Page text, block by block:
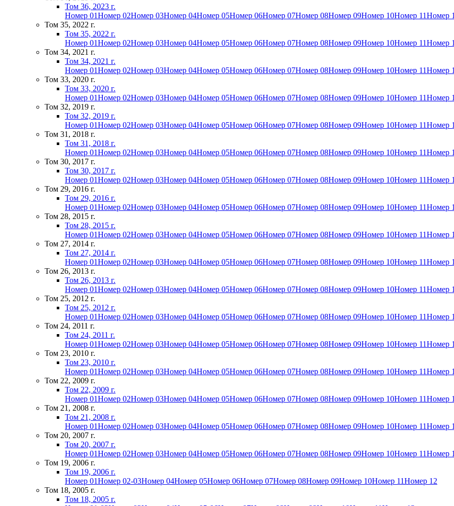
Том 36, 2023 г.
Номер 01Номер 02Номер 03Номер 04Номер 05Номер 06Номер 07Номер 08Номер 09Номер 10Номер 11Номер
Том 35, 2022 г.
Том 35, 2022 г.
Номер 01Номер 02Номер 03Номер 04Номер 05Номер 06Номер 07Номер 08Номер 09Номер 10Номер 11Номер
Том 34, 2021 г.
Том 34, 2021 г.
Номер 01Номер 02Номер 03Номер 04Номер 05Номер 06Номер 07Номер 08Номер 09Номер 10Номер 11Номер
Том 33, 2020 г.
Том 33, 2020 г.
Номер 01Номер 02Номер 03Номер 04Номер 05Номер 06Номер 07Номер 08Номер 09Номер 10Номер 11Номер
Том 32, 2019 г.
Том 32, 2019 г.
Номер 01Номер 02Номер 03Номер 04Номер 05Номер 06Номер 07Номер 08Номер 09Номер 10Номер 11Номер
Том 31, 2018 г.
Том 31, 2018 г.
Номер 01Номер 02Номер 03Номер 04Номер 05Номер 06Номер 07Номер 08Номер 09Номер 10Номер 11Номер
Том 30, 2017 г.
Том 30, 2017 г.
Номер 01Номер 02Номер 03Номер 04Номер 05Номер 06Номер 07Номер 08Номер 09Номер 10Номер 11Номер
Том 29, 2016 г.
Том 29, 2016 г.
Номер 01Номер 02Номер 03Номер 04Номер 05Номер 06Номер 07Номер 08Номер 09Номер 10Номер 11Номер
Том 28, 2015 г.
Том 28, 2015 г.
Номер 01Номер 02Номер 03Номер 04Номер 05Номер 06Номер 07Номер 08Номер 09Номер 10Номер 11Номер
Том 27, 2014 г.
Том 27, 2014 г.
Номер 01Номер 02Номер 03Номер 04Номер 05Номер 06Номер 07Номер 08Номер 09Номер 10Номер 11Номер
Том 26, 2013 г.
Том 26, 2013 г.
Номер 01Номер 02Номер 03Номер 04Номер 05Номер 06Номер 07Номер 08Номер 09Номер 10Номер 11Номер
Том 25, 2012 г.
Том 25, 2012 г.
Номер 01Номер 02Номер 03Номер 04Номер 05Номер 06Номер 07Номер 08Номер 09Номер 10Номер 11Номер
Том 24, 2011 г.
Том 24, 2011 г.
Номер 01Номер 02Номер 03Номер 04Номер 05Номер 06Номер 07Номер 08Номер 09Номер 10Номер 11Номер
Том 23, 2010 г.
Том 23, 2010 г.
Номер 01Номер 02Номер 03Номер 04Номер 05Номер 06Номер 07Номер 08Номер 09Номер 10Номер 11Номер
Том 22, 2009 г.
Том 22, 2009 г.
Номер 01Номер 02Номер 03Номер 04Номер 05Номер 06Номер 07Номер 08Номер 09Номер 10Номер 11Номер
Том 21, 2008 г.
Том 21, 2008 г.
Номер 01Номер 02Номер 03Номер 04Номер 05Номер 06Номер 07Номер 08Номер 09Номер 10Номер 11Номер
Том 20, 2007 г.
Том 20, 2007 г.
Номер 01Номер 02Номер 03Номер 04Номер 05Номер 06Номер 07Номер 08Номер 09Номер 10Номер 11Номер
Том 19, 2006 г.
Том 19, 2006 г.
Номер 01Номер 02-03Номер 04Номер 05Номер 06Номер 07Номер 08Номер 09Номер 10Номер 11Номер 12
Том 18, 2005 г.
Том 18, 2005 г.